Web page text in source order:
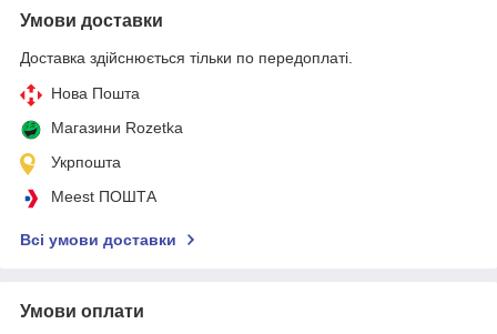
Умови доставки
Доставка здійснюється тільки по передоплаті.
Нова Пошта
Магазини Rozetka
Укрпошта
Meest ПОШТА
Всі умови доставки
Умови оплати